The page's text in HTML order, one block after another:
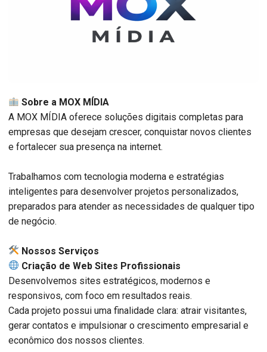
Sobre a MOX MÍDIA
A MOX MÍDIA oferece soluções digitais completas para
empresas que desejam crescer, conquistar novos clientes
e fortalecer sua presença na internet.
Trabalhamos com tecnologia moderna e estratégias
inteligentes para desenvolver projetos personalizados,
preparados para atender as necessidades de qualquer tipo
de negócio.
️ Nossos Serviços
Criação de Web Sites Profissionais
Desenvolvemos sites estratégicos, modernos e
responsivos, com foco em resultados reais.
Cada projeto possui uma finalidade clara: atrair visitantes,
gerar contatos e impulsionar o crescimento empresarial e
econômico dos nossos clientes.